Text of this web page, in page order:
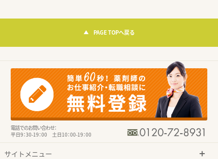
PAGE TOPへ戻る
電話でのお問い合わせ：
平日9：30-19：00 土日10：00-19：00
サイトメニュー